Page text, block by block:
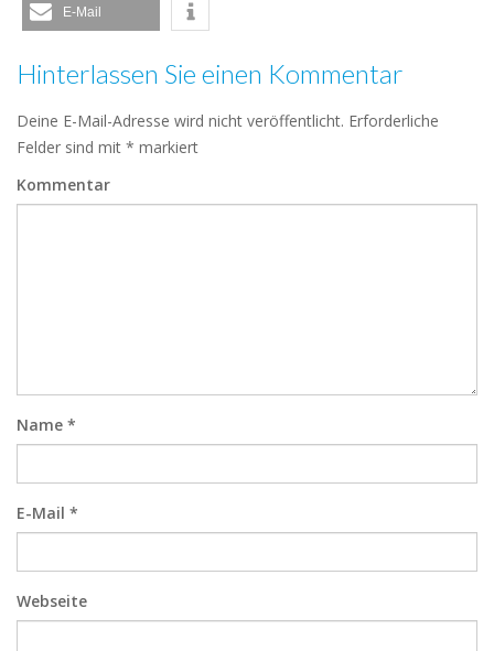
E-Mail
Hinterlassen Sie einen Kommentar
Deine E-Mail-Adresse wird nicht veröffentlicht. Erforderliche
Felder sind mit * markiert
Kommentar
Name *
E-Mail *
Webseite